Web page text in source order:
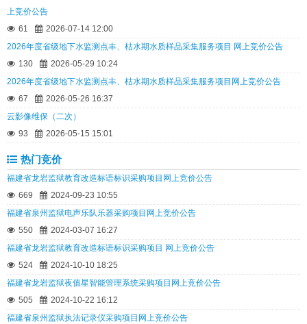
上竞价公告
61
2026-07-14 12:00
2026年度省级地下水监测点丰、枯水期水质样品采集服务项目 网上竞价公告
130
2026-05-29 10:24
2026年度省级地下水监测点丰、枯水期水质样品采集服务项目网上竞价公告
67
2026-05-26 16:37
云影像维保（二次）
93
2026-05-15 15:01
热门竞价
福建省龙岩监狱教育改造标语标识采购项目网上竞价公告
669
2024-09-23 10:55
福建省泉州监狱电声乐队乐器采购项目网上竞价公告
550
2024-03-07 16:27
福建省龙岩监狱教育改造标语标识采购项目 网上竞价公告
524
2024-10-10 18:25
福建省龙岩监狱夜值星智能管理系统采购项目网上竞价公告
505
2024-10-22 16:12
福建省泉州监狱执法记录仪采购项目网上竞价公告